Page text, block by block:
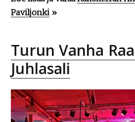
Paviljonki »
Turun Vanha
Juhlasali